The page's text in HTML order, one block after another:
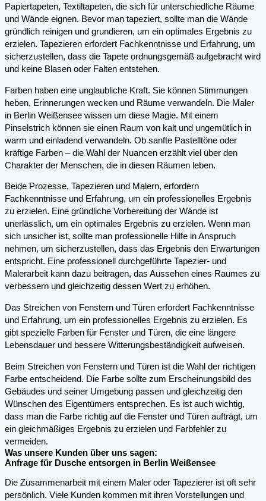
Papiertapeten, Textiltapeten, die sich für unterschiedliche Räume
und Wände eignen. Bevor man tapeziert, sollte man die Wände
gründlich reinigen und grundieren, um ein optimales Ergebnis zu
erzielen. Tapezieren erfordert Fachkenntnisse und Erfahrung, um
sicherzustellen, dass die Tapete ordnungsgemäß aufgebracht wird
und keine Blasen oder Falten entstehen.
Farben haben eine unglaubliche Kraft. Sie können Stimmungen
heben, Erinnerungen wecken und Räume verwandeln. Die Maler
in Berlin Weißensee wissen um diese Magie. Mit einem
Pinselstrich können sie einen Raum von kalt und ungemütlich in
warm und einladend verwandeln. Ob sanfte Pastelltöne oder
kräftige Farben – die Wahl der Nuancen erzählt viel über den
Charakter der Menschen, die in diesen Räumen leben.
Beide Prozesse, Tapezieren und Malern, erfordern
Fachkenntnisse und Erfahrung, um ein professionelles Ergebnis
zu erzielen. Eine gründliche Vorbereitung der Wände ist
unerlässlich, um ein optimales Ergebnis zu erzielen. Wenn man
sich unsicher ist, sollte man professionelle Hilfe in Anspruch
nehmen, um sicherzustellen, dass das Ergebnis den Erwartungen
entspricht. Eine professionell durchgeführte Tapezier- und
Malerarbeit kann dazu beitragen, das Aussehen eines Raumes zu
verbessern und gleichzeitig dessen Wert zu erhöhen.
Das Streichen von Fenstern und Türen erfordert Fachkenntnisse
und Erfahrung, um ein professionelles Ergebnis zu erzielen. Es
gibt spezielle Farben für Fenster und Türen, die eine längere
Lebensdauer und bessere Witterungsbeständigkeit aufweisen.
Beim Streichen von Fenstern und Türen ist die Wahl der richtigen
Farbe entscheidend. Die Farbe sollte zum Erscheinungsbild des
Gebäudes und seiner Umgebung passen und gleichzeitig den
Wünschen des Eigentümers entsprechen. Es ist auch wichtig,
dass man die Farbe richtig auf die Fenster und Türen aufträgt, um
ein gleichmäßiges Ergebnis zu erzielen und Farbfehler zu
vermeiden.
Was unsere Kunden über uns sagen:
Anfrage für Dusche entsorgen in Berlin Weißensee
Die Zusammenarbeit mit einem Maler oder Tapezierer ist oft sehr
persönlich. Viele Kunden kommen mit ihren Vorstellungen und